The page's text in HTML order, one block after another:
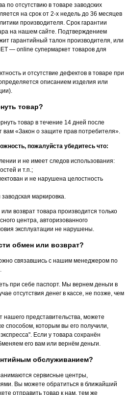
по отсутствию в товаре заводских
на срок от 2-х недель до 36 месяцев
производителя. Срок гарантии
на нашем сайте. Подтверждением
гарантийный талон производителя, или
— online супермаркет товаров для
и отсутствие дефектов в товаре при
описанием изделия или
товар?
товар в течение 14 дней после
вам «Закон о защите прав потребителя».
пожалуйста убедитесь что:
и не имеет следов использования:
и т.п.;
и не нарушена целостность
маркировка.
возврат товара производится только
центра, авторизованного
эксплуатации не нарушены.
обмен или возврат?
связавшись с нашим менеджером по
при себе паспорт. Мы вернем деньги в
отсутствия денег в кассе, не позже, чем
нашего представительства, можете
способом, которым вы его получили,
Если у товара сохранён
его вам или вернём деньги.
обслуживанием?
сервисные центры,
Вы можете обратиться в ближайший
отправить товар к нам, тем же